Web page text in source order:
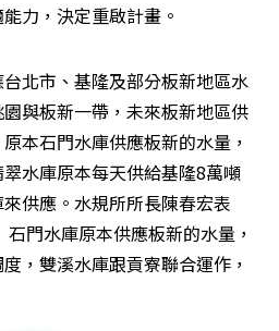
力，決定重啟計畫。
北市、基隆及部分板新地區水
與板新一帶，未來板新地區供
本石門水庫供應板新的水量，
水庫原本每天供給基隆8萬噸
供應。水規所所長陳春宏表
門水庫原本供應板新的水量，
，雙溪水庫跟貢寮聯合運作，